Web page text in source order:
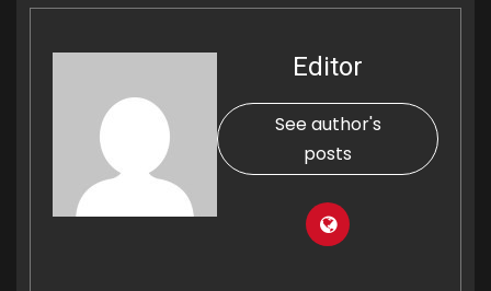
Editor
See author's
posts